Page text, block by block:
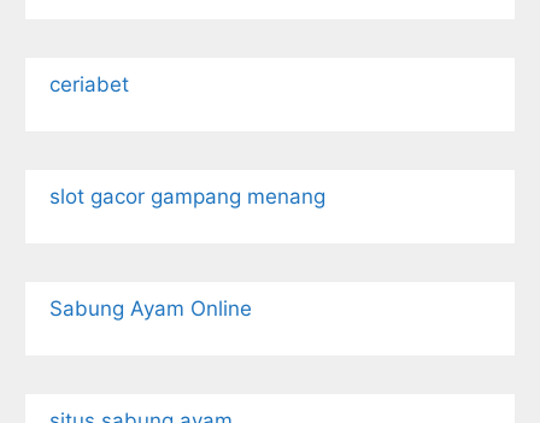
ceriabet
slot gacor gampang menang
Sabung Ayam Online